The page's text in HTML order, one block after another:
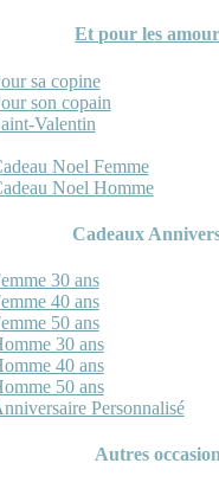
Et pour les
sa copine
son copain
Valentin
Noel Femme
Noel Homme
Cadeaux
30 ans
40 ans
50 ans
30 ans
40 ans
50 ans
Personnalisé
Autres